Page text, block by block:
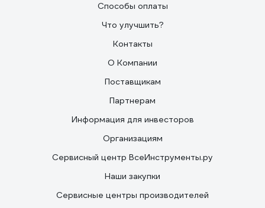
Способы оплаты
Что улучшить?
Контакты
О Компании
Поставщикам
Партнерам
Информация для инвесторов
Организациям
Сервисный центр ВсеИнструменты.ру
Наши закупки
Сервисные центры производителей